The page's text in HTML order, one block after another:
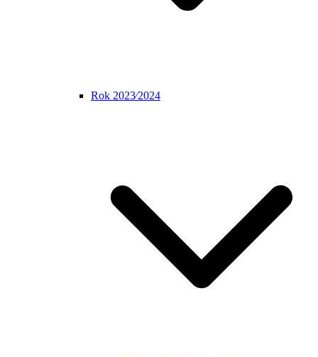
Rok 2023⁄2024